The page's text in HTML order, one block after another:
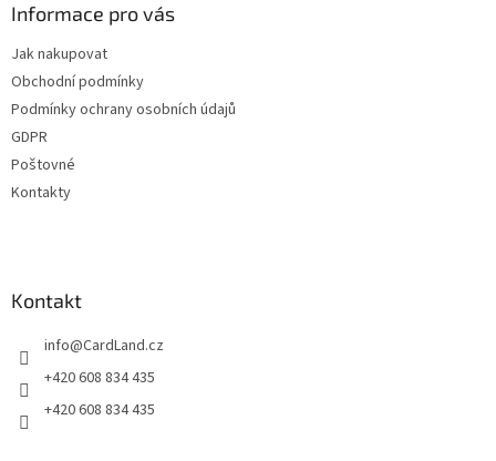
Informace pro vás
Jak nakupovat
Obchodní podmínky
Podmínky ochrany osobních údajů
GDPR
Poštovné
Kontakty
Kontakt
info@CardLand.cz
+420 608 834 435
+420 608 834 435